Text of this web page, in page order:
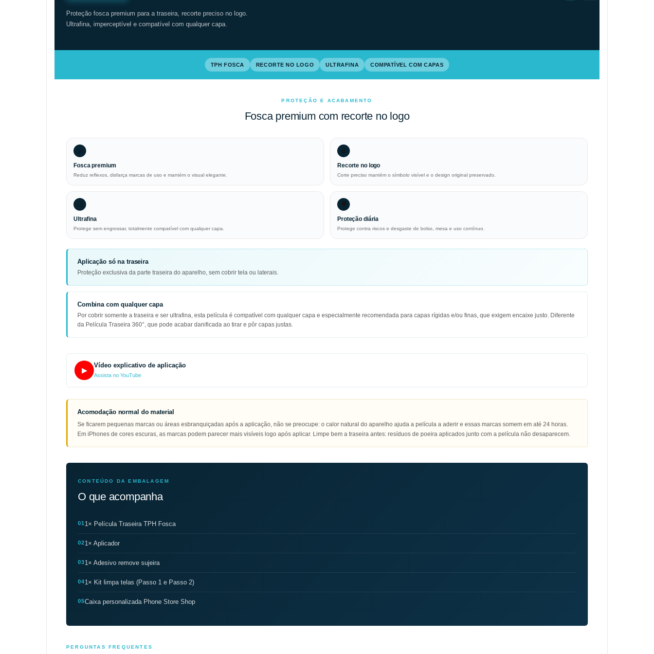
Proteção fosca premium para a traseira, recorte preciso no logo.
Ultrafina, imperceptível e compatível com qualquer capa.
TPH FOSCA RECORTE NO LOGO ULTRAFINA COMPATÍVEL COM CAPAS
PROTEÇÃO E ACABAMENTO
Fosca premium com recorte no logo
🌫️
Fosca premium
Reduz reflexos, disfarça marcas de uso e mantém o visual elegante.
🍎
Recorte no logo
Corte preciso mantém o símbolo visível e o design original preservado.
📐
Ultrafina
Protege sem engrossar, totalmente compatível com qualquer capa.
🛡️
Proteção diária
Protege contra riscos e desgaste de bolso, mesa e uso contínuo.
Aplicação só na traseira
Proteção exclusiva da parte traseira do aparelho, sem cobrir tela ou laterais.
Combina com qualquer capa
Por cobrir somente a traseira e ser ultrafina, esta película é compatível com qualquer capa e especialmente recomendada para capas rígidas e/ou finas, que exigem encaixe justo. Diferente
da Película Traseira 360°, que pode acabar danificada ao tirar e pôr capas justas.
▶
Vídeo explicativo de aplicação
Assista no YouTube
Acomodação normal do material
Se ficarem pequenas marcas ou áreas esbranquiçadas após a aplicação, não se preocupe: o calor natural do aparelho ajuda a película a aderir e essas marcas somem em até 24 horas.
Em iPhones de cores escuras, as marcas podem parecer mais visíveis logo após aplicar. Limpe bem a traseira antes: resíduos de poeira aplicados junto com a película não desaparecem.
CONTEÚDO DA EMBALAGEM
O que acompanha
01 1× Película Traseira TPH Fosca
021× Aplicador
031× Adesivo remove sujeira
041× Kit limpa telas (Passo 1 e Passo 2)
05Caixa personalizada Phone Store Shop
PERGUNTAS FREQUENTES